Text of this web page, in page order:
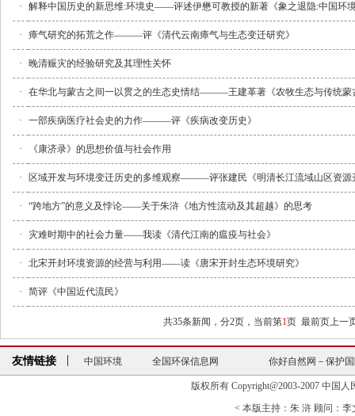
· 解释中国历史的新思维:环境史——评述伊懋可教授的新著《象之退隐:中国环
· 瘴气研究的拓荒之作———评《清代云南瘴气与生态变迁研究》
· 晚清赈灾的经验研究及其理性关怀
· 在华北与蒙古之间一以贯之的生态史情结———王建革著《农牧生态与传统蒙
· 一部疾病医疗社会史的力作———评《疾病改变历史》
· 《康济录》的思想价值与社会作用
· 区域开发与环境变迁历史的多维观察———评张建民《明清长江流域山区资源
· “跨地方”的意义及悖论——关于朱浒《地方性流动及其超越》的思考
· 灾难时期中的社会力量——我读《清代江南的瘟疫与社会》
· 北宋开封环境资源的经营与利用——读《唐宋开封生态环境研究》
· 简评《中国近代流民》
共35条新闻，分2页，当前第1页 最前页上一
友情链接 中国环境 全国环保信息网
你好自然网－保护
中国河网
环境与发展研
版权所有 Copyright@2003-2007 中国
< 本版主持：朱 浒 顾问：